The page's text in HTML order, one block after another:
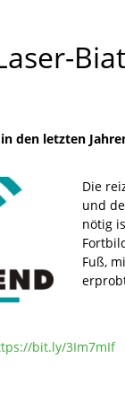
den letzten
Die
und
nötig
Fuß,
bit.ly/3Im7mIf